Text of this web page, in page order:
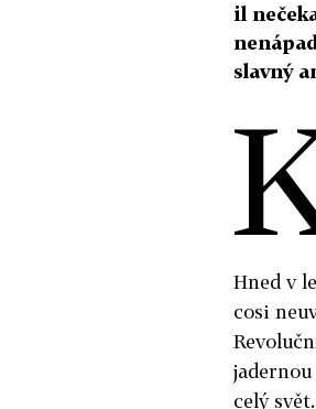
il
slavný
Hned v
cosi
jadernou
celý